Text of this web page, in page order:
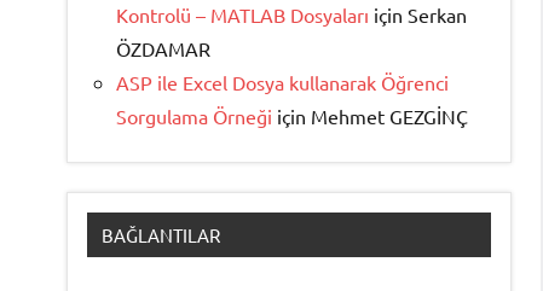
Kontrolü – MATLAB Dosyaları için Serkan
ÖZDAMAR
ASP ile Excel Dosya kullanarak Öğrenci
Sorgulama Örneği için Mehmet GEZGİNÇ
BAĞLANTILAR